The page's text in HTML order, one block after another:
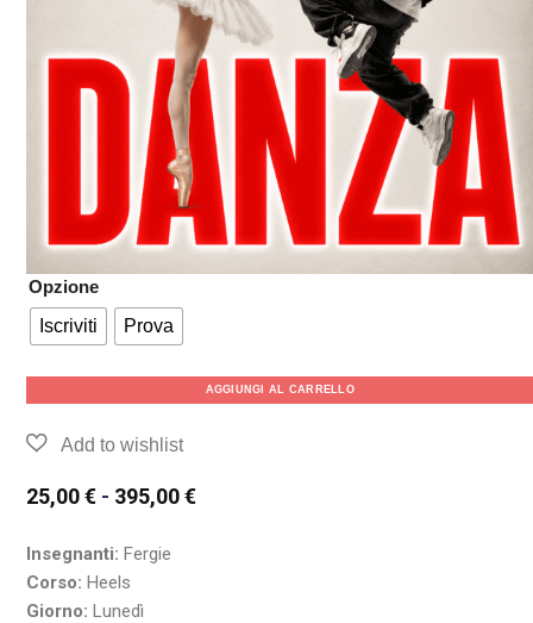
Opzione
Iscriviti
Prova
AGGIUNGI AL CARRELLO
25,00€ - 395,00€
Insegnanti: Fergie
Corso: Heels
Giorno: Lunedì